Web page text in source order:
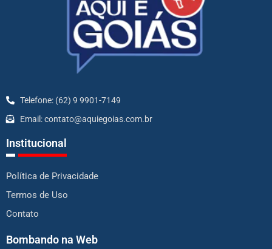
Telefone: (62) 9 9901-7149
Email: contato@aquiegoias.com.br
Institucional
Política de Privacidade
Termos de Uso
Contato
Bombando na Web